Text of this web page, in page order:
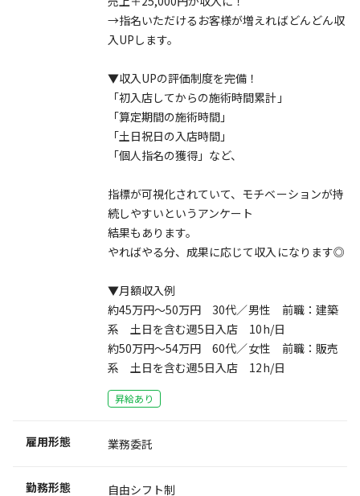
→指名いただけるお客様が増えればどんどん収
入UPします。
▼収入UPの評価制度を完備！
「初入店してからの施術時間累計」
「算定期間の施術時間」
「土日祝日の入店時間」
「個人指名の獲得」など、
指標が可視化されていて、モチベーションが持
続しやすいというアンケート
結果もあります。
やればやる分、成果に応じて収入になります◎
▼月額収入例
約45万円～50万円 30代／男性 前職：建築
系 土日を含む週5日入店 10h/日
約50万円～54万円 60代／女性 前職：販売
系 土日を含む週5日入店 12h/日
昇給あり
雇用形態 業務委託
勤務形態 自由シフト制